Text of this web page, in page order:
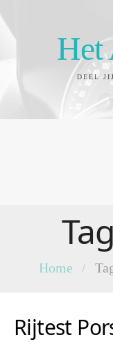
Het
DEEL
Home /
Rijtest